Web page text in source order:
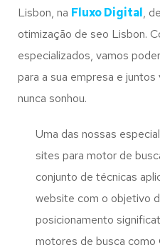
Lisbon, na Fluxo Digital,
otimização de seo Lisbon.
especializados, vamos
para a sua empresa e
nunca sonhou.
Uma das nossas
sites para motor de
conjunto de técnicas
website com o objetivo
posicionamento
motores de busca como